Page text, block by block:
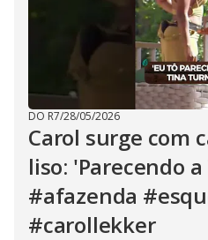
DO R7/28/05/2026
Carol surge com
liso: 'Parecendo
#afazenda
#carollekker